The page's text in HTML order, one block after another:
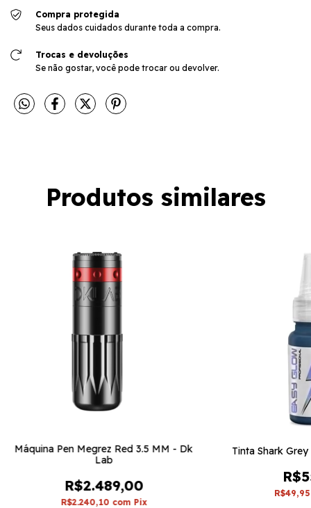
Compra protegida
Seus dados cuidados durante toda a compra.
Trocas e devoluções
Se não gostar, você pode trocar ou devolver.
Produtos similares
Máquina Pen Megrez Red 3.5 MM - Dk
Lab
R$2.489,00
R$2.240,10 com Pix
Tinta Shark